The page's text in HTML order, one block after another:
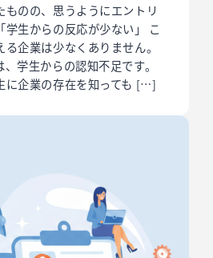
ものの、思うようにエントリ
学生からの反応が少ない」 こ
企業は少なくありません。
学生からの認知不足です。
に企業の存在を知っても […]